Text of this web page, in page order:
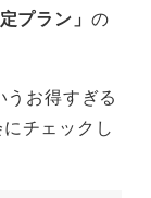
プラン」 の
お得すぎる
チェックし